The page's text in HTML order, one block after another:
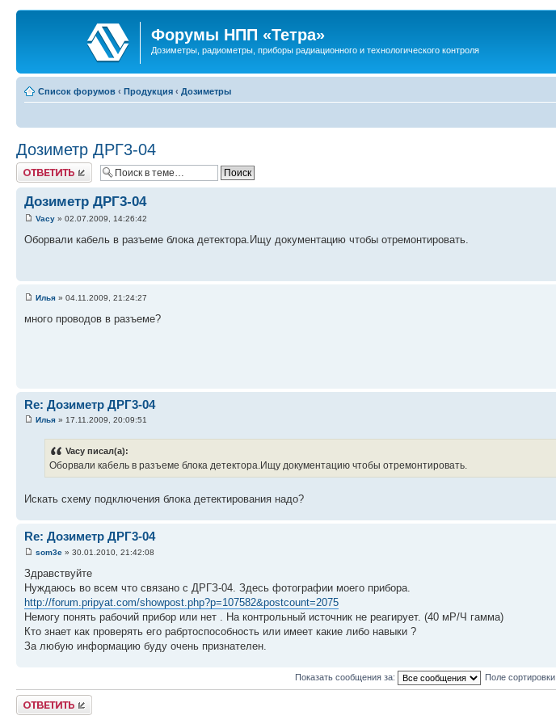
Форумы НПП «Тетра»
Дозиметры, радиометры, приборы радиационного и технологического контроля
Список форумов ‹ Продукция ‹ Дозиметры
Дозиметр ДРГ3-04
Ответить
Дозиметр ДРГ3-04
Vacy » 02.07.2009, 14:26:42
Оборвали кабель в разъеме блока детектора.Ищу документацию чтобы отремонтировать.
Илья » 04.11.2009, 21:24:27
много проводов в разъеме?
Re: Дозиметр ДРГ3-04
Илья » 17.11.2009, 20:09:51
Vacy писал(а):
Оборвали кабель в разъеме блока детектора.Ищу документацию чтобы отремонтировать.
Искать схему подключения блока детектирования надо?
Re: Дозиметр ДРГ3-04
som3e » 30.01.2010, 21:42:08
Здравствуйте
Нуждаюсь во всем что связано с ДРГЗ-04. Здесь фотографии моего прибора.
http://forum.pripyat.com/showpost.php?p=107582&postcount=2075
Немогу понять рабочий прибор или нет . На контрольный источник не реагирует. (40 мР/Ч гамма)
Кто знает как проверять его рабртоспособность или имеет какие либо навыки ?
За любую информацию буду очень признателен.
Показать сообщения за: Поле сортировки
Ответить